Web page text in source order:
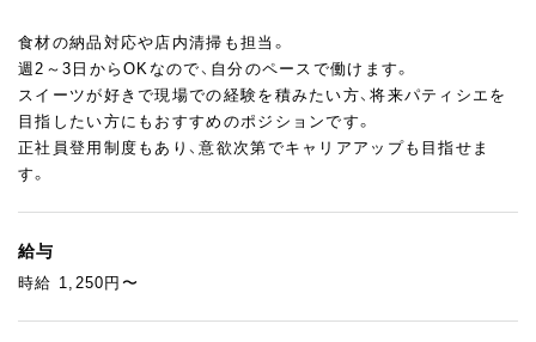
食材の納品対応や店内清掃も担当。
週2～3日からOKなので、自分のペースで働けます。
スイーツが好きで現場での経験を積みたい方、将来パティシエを
目指したい方にもおすすめのポジションです。
正社員登用制度もあり、意欲次第でキャリアアップも目指せま
す。
給与
時給 1,250円〜